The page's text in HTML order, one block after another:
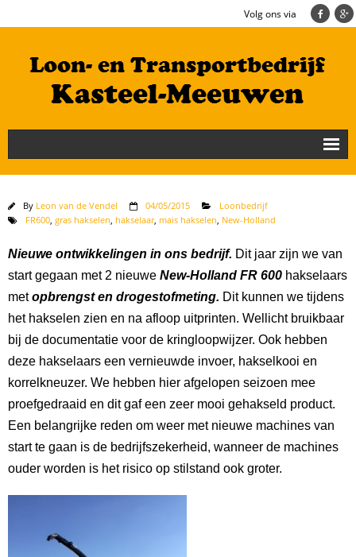
Volg ons via
Nieuws
Loonbedrijf
Geschiedenis
Mestverwerking
Video’s
By Leon van de Vendel 04/05/2015
Loonbedrijf
FR600, gras hakselen, hakselaar, mais hakselen, New-Holland
Nieuwe ontwikkelingen in ons bedrijf. Dit jaar zijn we van
start gegaan met 2 nieuwe New-Holland FR 600 hakselaars
metopbrengst en drogestofmeting. Dit kunnen we tijdens
het hakselen zien en na afloop uitprinten. Wellicht bruikbaar
bij de documentatie voor de kringloopwijzer. Ook hebben
deze hakselaars een vernieuwde invoer, hakselkooi en
korrelkneuzer. We hebben hier afgelopen seizoen mee
proefgedraaid en dit gaf een zeer mooi gehakseld product.
Een belangrijke reden om weer met nieuwe machines van
start te gaan is de bedrijfszekerheid, wanneer de machines
ouder worden is het risico op stilstand ook groter.